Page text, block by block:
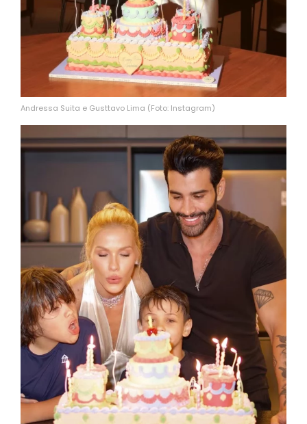
Andressa Suita e Gusttavo Lima (Foto: Instagram)